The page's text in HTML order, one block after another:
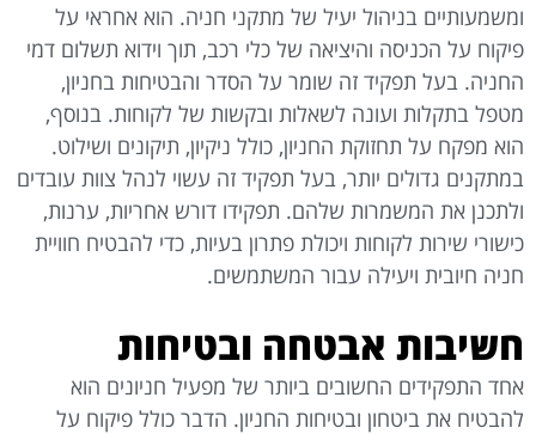
ומשמעותיים בניהול יעיל של מתקני חניה. הוא אחראי על
פיקוח על הכניסה והיציאה של כלי רכב, תוך וידוא תשלום דמי
החניה. בעל תפקיד זה שומר על הסדר והבטיחות בחניון,
מטפל בתקלות ועונה לשאלות ובקשות של לקוחות. בנוסף,
הוא מפקח על תחזוקת החניון, כולל ניקיון, תיקונים ושילוט.
במתקנים גדולים יותר, בעל תפקיד זה עשוי לנהל צוות עובדים
ולתכנן את המשמרות שלהם. תפקידו דורש אחריות, ערנות,
כישורי שירות לקוחות ויכולת פתרון בעיות, כדי להבטיח חוויית
חניה חיובית ויעילה עבור המשתמשים.
חשיבות אבטחה ובטיחות
אחד התפקידים החשובים ביותר של מפעיל חניונים הוא
להבטיח את ביטחון ובטיחות החניון. הדבר כולל פיקוח על